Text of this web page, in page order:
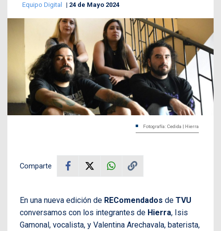
Equipo Digital 24 de Mayo 2024
Fotografía: Cedida | Hierra
Comparte
En una nueva edición de REComendados de TVU
conversamos con los integrantes de Hierra, Isis
Gamonal, vocalista, y Valentina Arechavala, baterista,